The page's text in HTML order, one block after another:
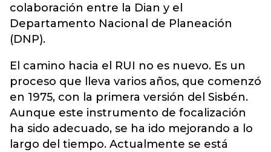
colaboración entre la Dian y el
Departamento Nacional de Planeación
(DNP).
El camino hacia el RUI no es nuevo. Es un
proceso que lleva varios años, que comenzó
en 1975, con la primera versión del Sisbén.
Aunque este instrumento de focalización
ha sido adecuado, se ha ido mejorando a lo
largo del tiempo. Actualmente se está